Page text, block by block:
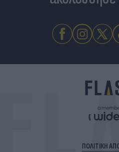
ΠΟΛΙΤΙΚΗ